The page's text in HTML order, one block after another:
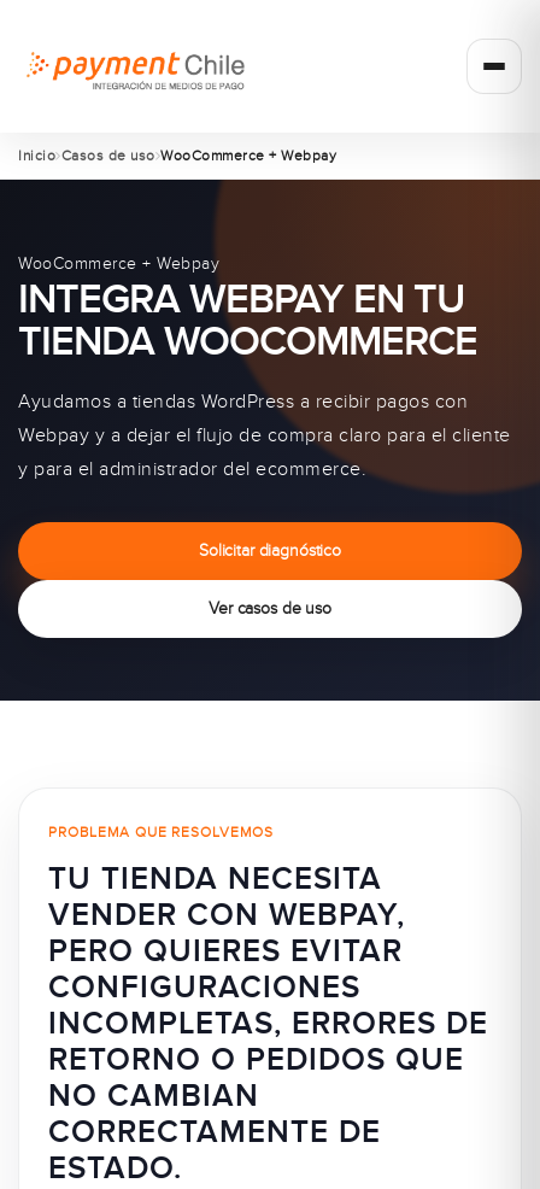
Inicio Casos de uso WooCommerce + Webpay
WooCommerce + Webpay
INTEGRA WEBPAY EN TU
TIENDA WOOCOMMERCE
Ayudamos a tiendas WordPress a recibir pagos con
Webpay y a dejar el flujo de compra claro para el cliente
y para el administrador del ecommerce.
Solicitar diagnóstico
Ver casos de uso
PROBLEMA QUE RESOLVEMOS
TU TIENDA NECESITA
VENDER CON WEBPAY,
PERO QUIERES EVITAR
CONFIGURACIONES
INCOMPLETAS, ERRORES DE
RETORNO O PEDIDOS QUE
NO CAMBIAN
CORRECTAMENTE DE
ESTADO.